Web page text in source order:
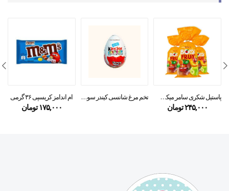
پاستیل شکری سامر میکس ROSHEN
۲۴۵,۰۰۰تومان
تخم مرغ شانسی کیندر سورپرایز ام اندامز کریسپی ۳۶ گرمی
۱۷۵,۰۰۰ تومان